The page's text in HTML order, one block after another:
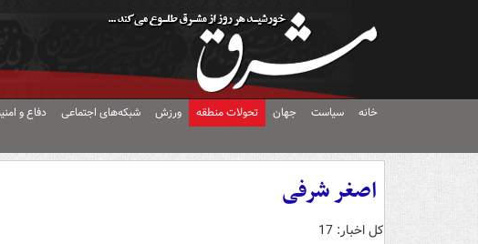
خانه سیاست جهان تحولات منطقه ورزش شبکه‌های اجتماعی دفاع و
اصغر شرفی
کل اخبار: 17